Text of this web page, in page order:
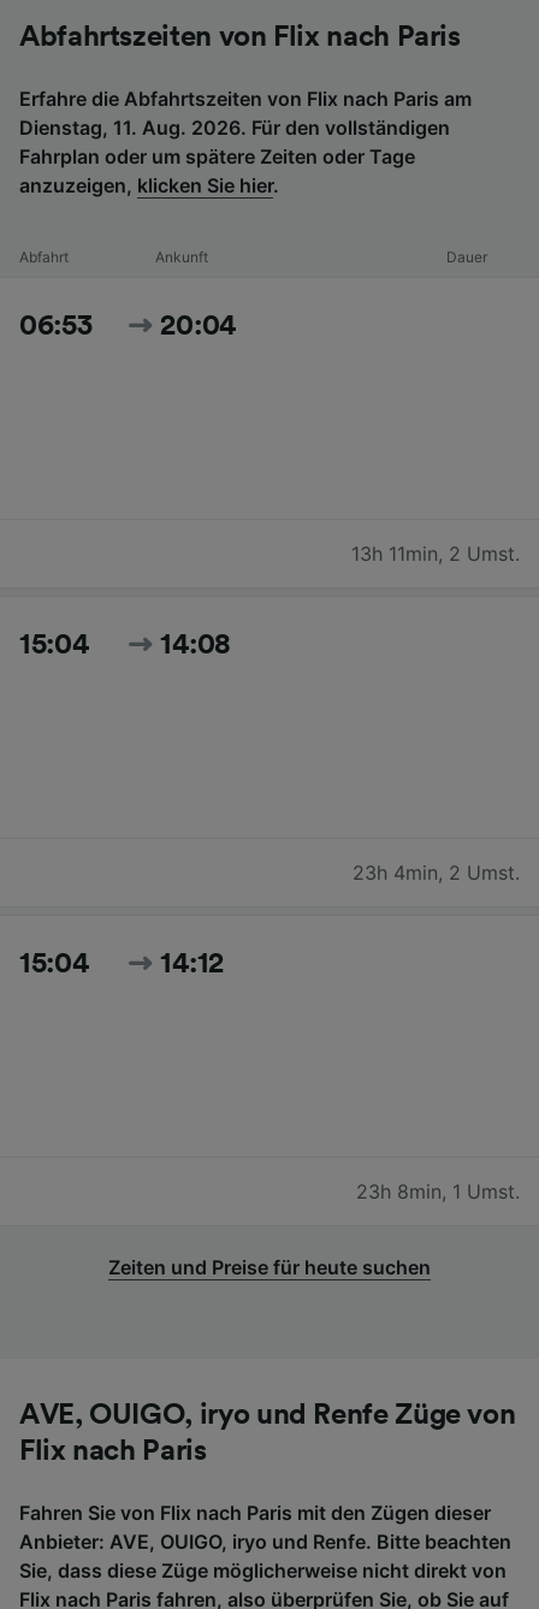
Abfahrtszeiten von Flix nach Paris
Erfahre die Abfahrtszeiten von Flix nach Paris am
Dienstag, 11. Aug. 2026. Für den vollständigen
Fahrplan oder um spätere Zeiten oder Tage
anzuzeigen, klicken Sie hier.
Abfahrt Ankunft Dauer
06:53 20:04
13h 11min, 2 Umst.
15:04 14:08
23h 4min, 2 Umst.
15:04 14:12
23h 8min, 1 Umst.
Zeiten und Preise für heute suchen
AVE, OUIGO, iryo und Renfe Züge von
Flix nach Paris
Fahren Sie von Flix nach Paris mit den Zügen dieser
Anbieter: AVE, OUIGO, iryo und Renfe. Bitte beachten
Sie, dass diese Züge möglicherweise nicht direkt von
Flix nach Paris fahren, also überprüfen Sie, ob Sie auf